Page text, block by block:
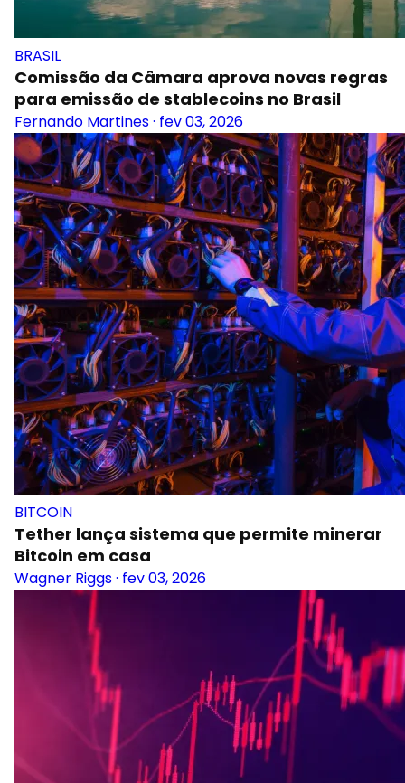
BRASIL
Comissão da Câmara aprova novas regras
para emissão de stablecoins no Brasil
Fernando Martines· fev 03, 2026
BITCOIN
Tether lança sistema que permite minerar
Bitcoin em casa
Wagner Riggs· fev 03, 2026